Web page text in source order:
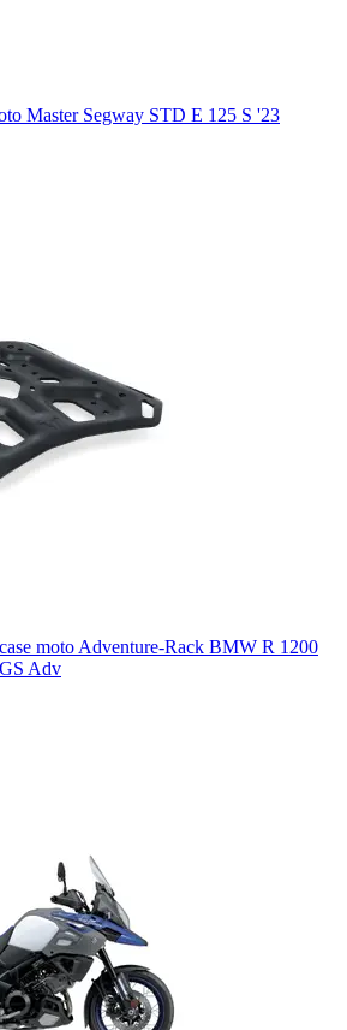
Master Segway STD E 125 S '23
moto Adventure-Rack BMW R 1200
Adv